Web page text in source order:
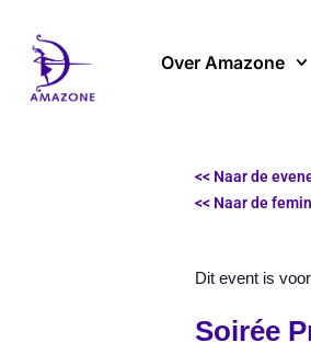
inhoud
Over Amazone
<< Naar de
<< Naar de
Dit event is
Soirée